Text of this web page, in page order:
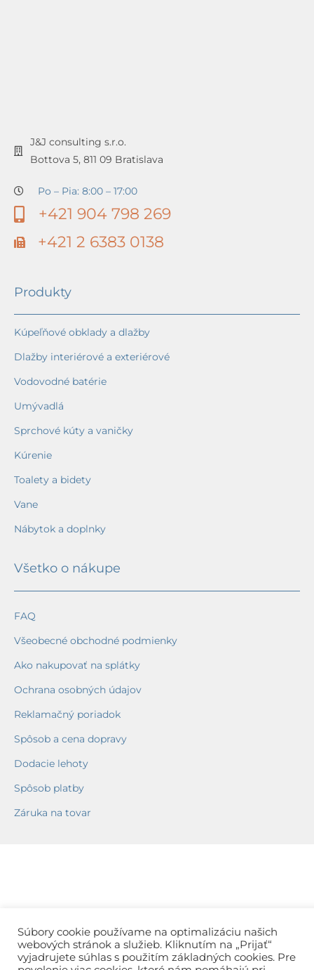
J&J consulting s.r.o.
Bottova 5, 811 09 Bratislava
Po – Pia: 8:00 – 17:00
+421 904 798 269
+421 2 6383 0138
Produkty
Kúpeľňové obklady a dlažby
Dlažby interiérové a exteriérové
Vodovodné batérie
Umývadlá
Sprchové kúty a vaničky
Kúrenie
Toalety a bidety
Vane
Nábytok a doplnky
Všetko o nákupe
FAQ
Všeobecné obchodné podmienky
Ako nakupovať na splátky
Ochrana osobných údajov
Reklamačný poriadok
Spôsob a cena dopravy
Dodacie lehoty
Spôsob platby
Záruka na tovar
Súbory cookie používame na optimalizáciu našich
webových stránok a služieb. Kliknutím na „Prijať“
vyjadrujete súhlas s použitím základných cookies. Pre